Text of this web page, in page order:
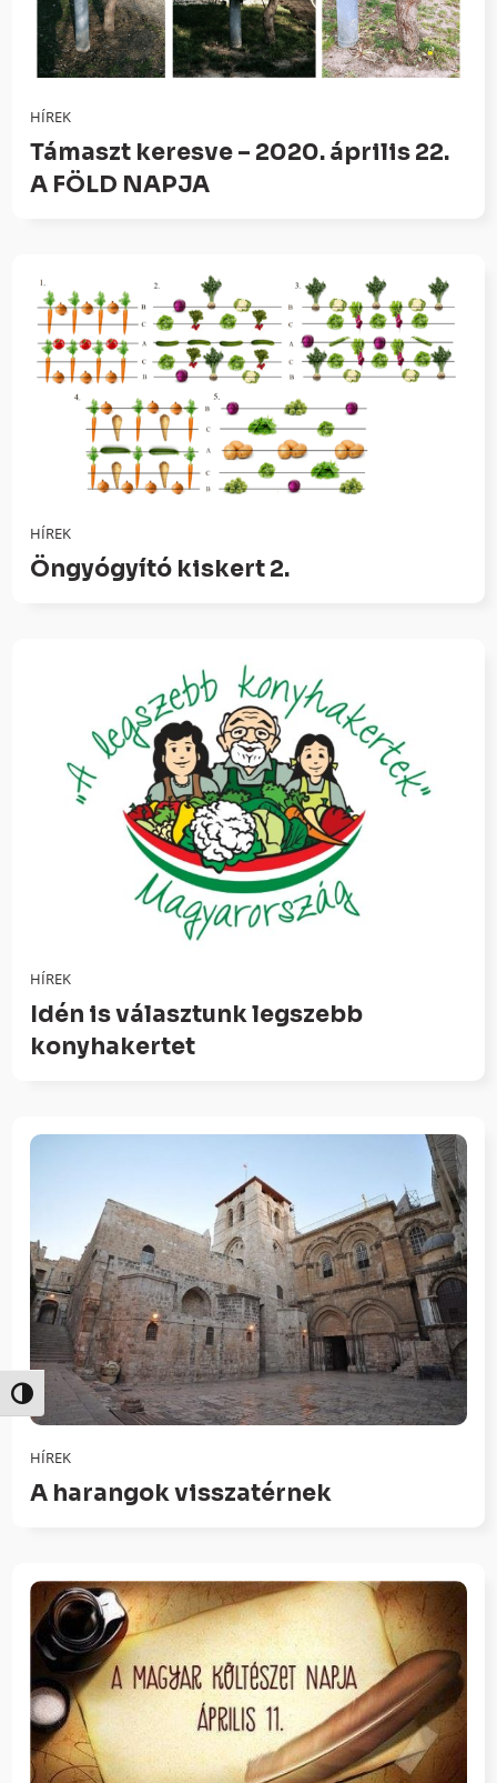
Nagy kontraszt váltása
HÍREK
Támaszt keresve – 2020. április 22.
A FÖLD NAPJA
HÍREK
Öngyógyító kiskert 2.
HÍREK
Idén is választunk legszebb
konyhakertet
HÍREK
A harangok visszatérnek